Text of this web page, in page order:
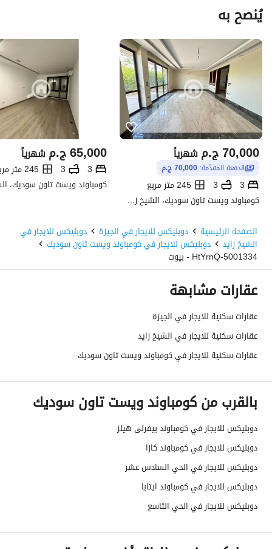
يُنصح به
ج.م70,000 شهرياً
الدفعة المقدّمة: 70,000 ج.م
3
3
245 متر مربع
كومباوند ويست تاون سوديك، الشيخ زايد، الجيزة
ج.م65,000 شهرياً
3
3 245 متر مربع
الصفحة الرئيسية دوبليكس للايجار في الجيزة دوبليكس للايجار في
الشيخ زايد دوبليكس للايجار في كومباوند ويست تاون سوديك
5001334-HtYrnQ - بيوت
عقارات مشابهة
عقارات سكنية للايجار في الجيزة
عقارات سكنية للايجار في الشيخ زايد
عقارات سكنية للايجار في كومباوند ويست تاون سوديك
بالقرب من كومباوند ويست تاون سوديك
دوبليكس للايجار في كومباوند بيفرلى هيلز
دوبليكس للايجار في كومباوند كازا
دوبليكس للايجار في الحي السادس عشر
دوبليكس للايجار في كومباوند ايتابا
دوبليكس للايجار في الحي التاسع